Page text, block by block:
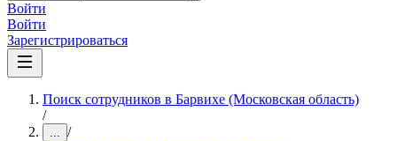
Войти
Войти
Зарегистрироваться
Поиск сотрудников в Барвихе (Московская область)
/
... /